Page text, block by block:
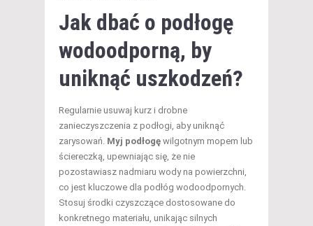
Jak dbać o podłogę
wodoodporną, by
uniknąć uszkodzeń?
Regularnie usuwaj kurz i drobne
zanieczyszczenia z podłogi, aby uniknąć
zarysowań. Myj podłogę wilgotnym mopem lub
ściereczką, upewniając się, że nie
pozostawiasz nadmiaru wody na powierzchni,
co jest kluczowe dla podłóg wodoodpornych.
Stosuj środki czyszczące dostosowane do
konkretnego materiału, unikając silnych